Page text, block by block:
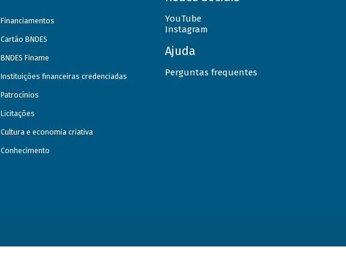
Financiamentos
Cartão BNDES
BNDES Finame
Instituições financeiras credenciadas
Patrocínios
Licitações
Cultura e economia criativa
Conhecimento
YouTube
Instagram
Ajuda
Perguntas frequentes